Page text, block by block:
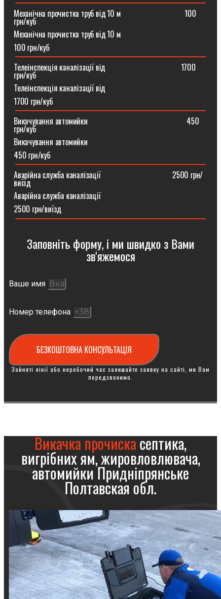
Механічна прочистка труб від 10 м⠀⠀⠀⠀⠀⠀⠀⠀⠀⠀⠀100
грн/куб
Механічна прочистка труб від 10 м
100 грн/куб
Телеінспекція каналізації від⠀⠀⠀⠀⠀⠀⠀⠀⠀⠀⠀⠀⠀1700
грн/куб
Телеінспекція каналізації від
1700 грн/куб
Викачування автомийки⠀⠀⠀⠀⠀⠀⠀⠀⠀⠀⠀⠀⠀⠀⠀⠀⠀450
грн/куб
Викачування автомийки
450 грн/куб
Аварійна служба каналізації ⠀⠀⠀⠀⠀⠀⠀⠀⠀⠀⠀⠀2500 грн/
виїзд
Аварійна служба каналізації
2500 грн/виїзд
Заповніть форму, і ми швидко з Вами
зв'яжемося
Ваше имя
Номер телефона
БЕЗКОШТОВНА КОНСУЛЬТАЦІЯ
Зайняті лінії або неробочий час залишайте заявку на сайті, ми Вам
передзвонимо.
Викачка прочискасептика,
вигрібних ям, жировловлювача,
автомийки Придніпрянське
Полтавская обл.